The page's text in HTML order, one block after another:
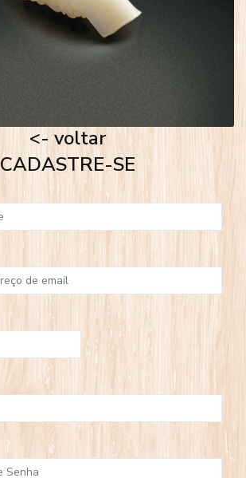
<- voltar
CADASTRE-SE